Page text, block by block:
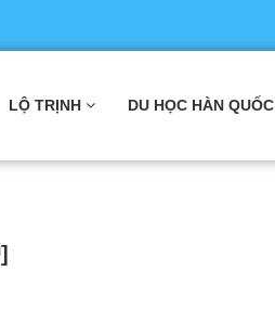
LỘ TRỊNH DU HỌC HÀN QUỐC